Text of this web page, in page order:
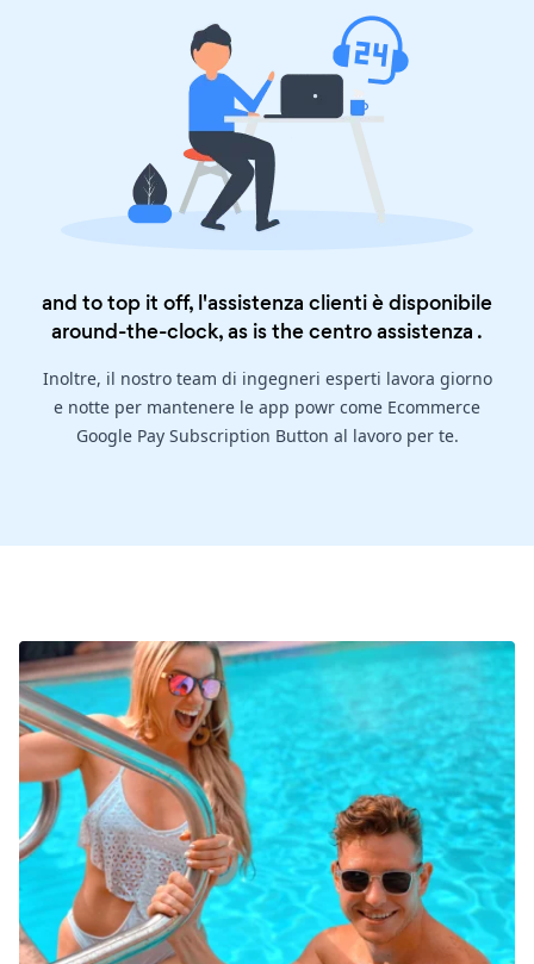
and to top it off, l'assistenza clienti è disponibile
around-the-clock, as is thecentro assistenza .
Inoltre, il nostro team di ingegneri esperti lavora giorno
e notte per mantenere le app powr come Ecommerce
Google Pay Subscription Button al lavoro per te.